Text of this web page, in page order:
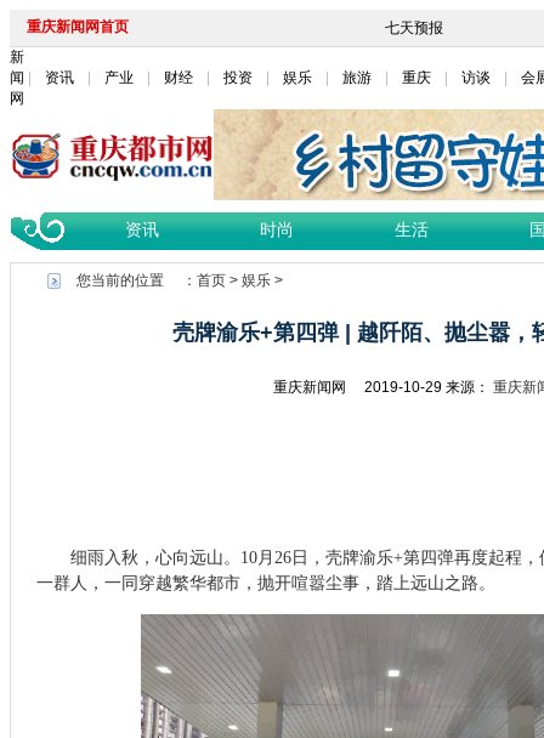
重庆新闻网首页
新
闻
网
资讯 产业 财经 投资 娱乐 旅游 重庆 访谈 会
资讯 时尚 生活
您当前的位置 ： 首页> 娱乐>
壳牌渝乐+第四弹 | 越阡陌、抛尘嚣，
重庆新闻网 2019-10-29 来源： 重庆新
细雨入秋，心向远山。10月26日，壳牌渝乐+第四弹再度起程
一群人，一同穿越繁华都市，抛开喧嚣尘事，踏上远山之路。